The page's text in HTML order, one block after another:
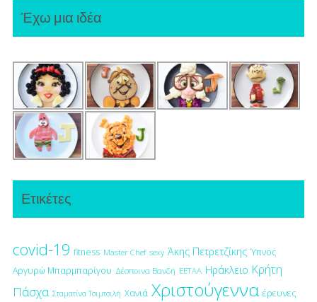
Έχω μια ιδέα
Ετικέτες
covid-19 fitness Master Chef sexy Άκης Πετρετζίκης Ύπνος
Αργυρώ Μπαρμπαρίγου Δέσποινα Βανδή ΕΕΤΑΑ Ηράκλειο Κρήτη
Πάσχα Σταματίνα Τσιμτσιλή Χανιά Χριστούγεννα έρευνες